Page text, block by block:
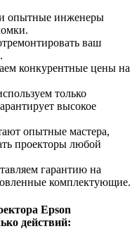
опытные инженеры
ваш
конкурентные цены на
только
высокое
опытные мастера,
проекторы любой
гарантию на
комплектующие.
Epson
действий: